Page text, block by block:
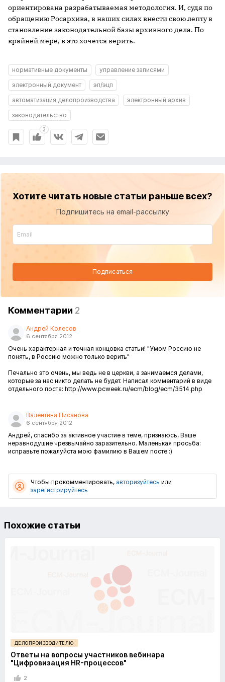
ориентирована разрабатываемая методология. И, судя по
обращению Росархива, в наших силах внести свою лепту в
становление законодательной базы архивного дела. По
крайней мере, в это хочется верить.
нормативные документы
управление записями
электронный документ
эп/эцп
автоматизация делопроизводства
электронный архив
законодательство
3
Хотите читать новые статьи раньше всех?
Подпишитесь на email-рассылку
Подписаться
Комментарии 2
Андрей Колесов
6 сентября 2012
Очень характерная и точная концовка статьи! "Умом Россию не
понять, в Россию можно только верить"
Печально это очень, мы ведь не в церкви, а занимаемся делами,
которые за нас никто делать не будет. Написал комментарий в виде
отдельного поста: http://www.pcweek.ru/ecm/blog/ecm/3514.php
Валентина Писанова
6 сентября 2012
Андрей, спасибо за активное участие в теме, признаюсь, Ваше
неравнодушие чрезвычайно заразительно. Маленькая просьба:
исправьте пожалуйста мою фамилию в Вашем посте :)
Чтобы прокомментировать, авторизуйтесь или
зарегистрируйтесь
Похожие статьи
ДЕЛОПРОИЗВОДИТЕЛЮ
Ответы на вопросы участников вебинара
"Цифровизация HR-процессов"
2